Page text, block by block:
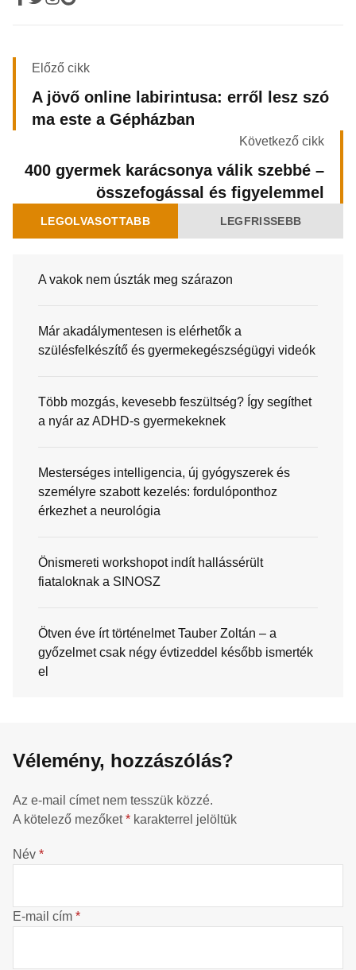
Előző cikk
A jövő online labirintusa: erről lesz szó
ma este a Gépházban
Következő cikk
400 gyermek karácsonya válik szebbé –
összefogással és figyelemmel
LEGOLVASOTTABB LEGFRISSEBB
A vakok nem úszták meg szárazon
Már akadálymentesen is elérhetők a
szülésfelkészítő és gyermekegészségügyi videók
Több mozgás, kevesebb feszültség? Így segíthet
a nyár az ADHD-s gyermekeknek
Mesterséges intelligencia, új gyógyszerek és
személyre szabott kezelés: fordulóponthoz
érkezhet a neurológia
Önismereti workshopot indít hallássérült
fiataloknak a SINOSZ
Ötven éve írt történelmet Tauber Zoltán – a
győzelmet csak négy évtizeddel később ismerték
el
Vélemény, hozzászólás?
Az e-mail címet nem tesszük közzé.
A kötelező mezőket* karakterrel jelöltük
Név *
E-mail cím *